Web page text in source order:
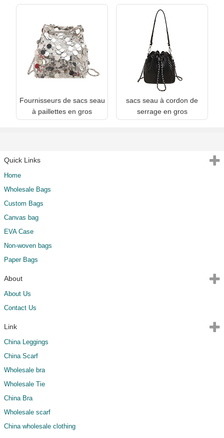
Fournisseurs de sacs seau
à paillettes en gros
sacs seau à cordon de
serrage en gros
Quick Links
Home
Wholesale Bags
Custom Bags
Canvas bag
EVA Case
Non-woven bags
Paper Bags
About
About Us
Contact Us
Link
China Leggings
China Scarf
Wholesale bra
Wholesale Tie
China Bra
Wholesale scarf
China wholesale clothing